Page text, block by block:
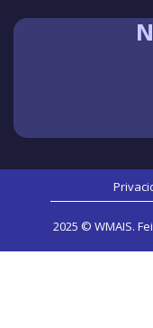
2025 © WMAIS.